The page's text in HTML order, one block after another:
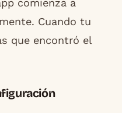
comienza a
Cuando tu
que encontró el